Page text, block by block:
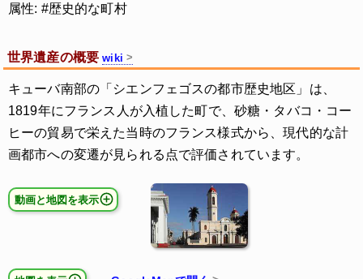
属性: #歴史的な町村
世界遺産の概要wiki
キューバ南部の「シエンフェゴスの都市歴史地区」は、
1819年にフランス人が入植した町で、砂糖・タバコ・コー
ヒーの貿易で栄えた当時のフランス様式から、現代的な計
画都市への変遷が見られる点で評価されています。
動画と地図を表示